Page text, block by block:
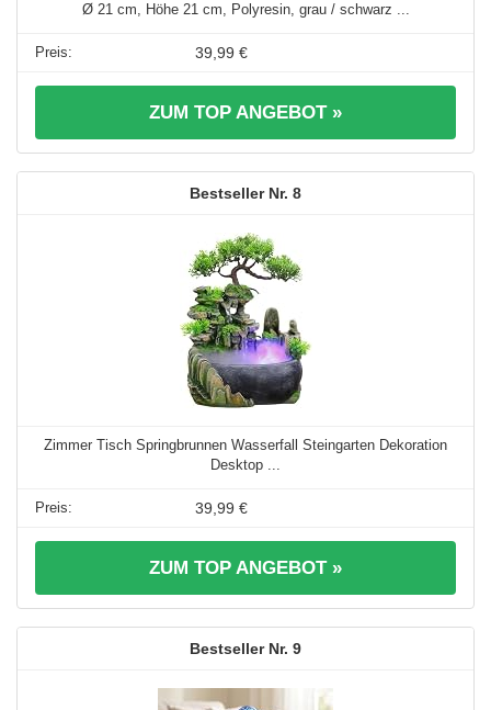
Ø 21 cm, Höhe 21 cm, Polyresin, grau / schwarz ...
39,99 €
ZUM TOP ANGEBOT »
8
Zimmer Tisch Springbrunnen Wasserfall Steingarten Dekoration
Desktop ...
39,99 €
ZUM TOP ANGEBOT »
9